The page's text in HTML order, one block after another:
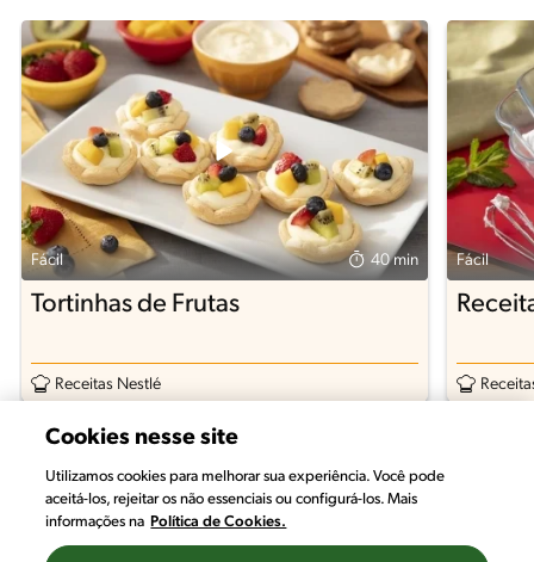
Fácil 40 min
Tortinhas de Frutas
Receitas Nestlé
Fácil
Cookies nesse site
Utilizamos cookies para melhorar sua experiência. Você pode
aceitá-los, rejeitar os não essenciais ou configurá-los. Mais
informações na Política de Cookies.